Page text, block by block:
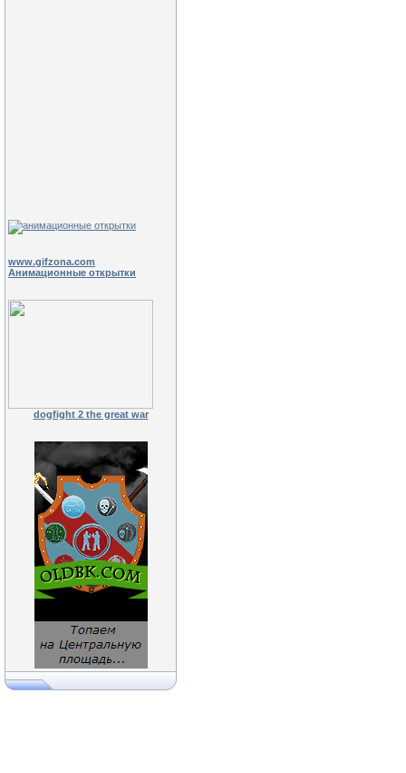
www.gifzona.com
Анимационные открытки
dogfight 2 the great war